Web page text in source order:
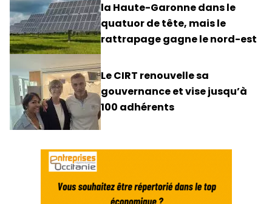
la Haute-Garonne dans le
quatuor de tête, mais le
rattrapage gagne le nord-est
Le CIRT renouvelle sa
gouvernance et vise jusqu’à
100 adhérents